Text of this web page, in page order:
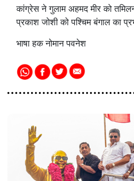
कांग्रेस ने गुलाम अहमद मीर को
प्रकाश जोशी को पश्चिम बंगाल का
भाषा हक नोमान पवनेश